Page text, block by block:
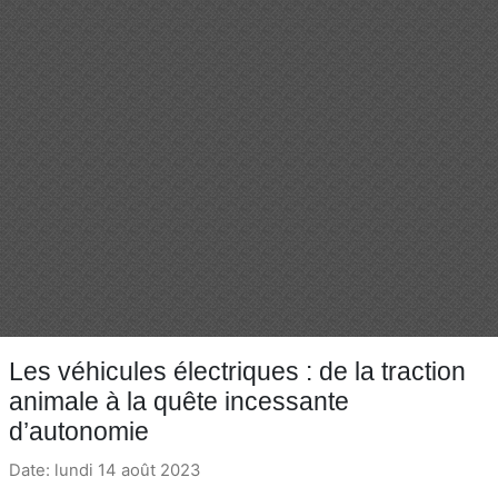
Les véhicules électriques : de la traction
animale à la quête incessante
d’autonomie
Date: lundi 14 août 2023